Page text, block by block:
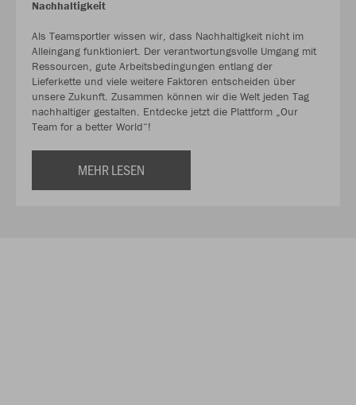
Nachhaltigkeit
Als Teamsportler wissen wir, dass Nachhaltigkeit nicht im
Alleingang funktioniert. Der verantwortungsvolle Umgang mit
Ressourcen, gute Arbeitsbedingungen entlang der
Lieferkette und viele weitere Faktoren entscheiden über
unsere Zukunft. Zusammen können wir die Welt jeden Tag
nachhaltiger gestalten. Entdecke jetzt die Plattform „Our
Team for a better World“!
MEHR LESEN